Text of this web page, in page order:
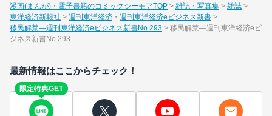
漫画(まんが)・電子書籍のコミックシーモアTOP 雑誌・写真集
雑誌
東洋経済新報社
週刊東洋経済
週刊東洋経済eビジネス新書
移民解禁―週刊東洋経済eビジネス新書No.293
移民解禁―週刊東洋経済eビ
ジネス新書No.293
最新情報はここからチェック！
限定特典GET